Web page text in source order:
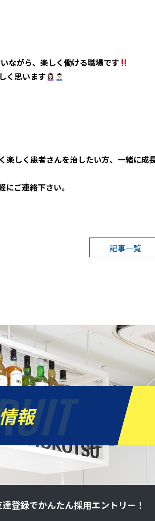
ながら、楽しく働ける職場です
く思います
楽しく患者さんを治したい方、一緒に
ご連絡下さい。
記事一覧
報
登録でかんたん採用エントリー！